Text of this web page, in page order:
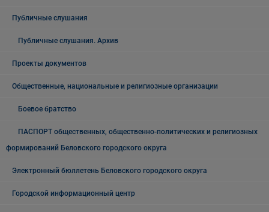
Публичные слушания
Публичные слушания. Архив
Проекты документов
Общественные, национальные и религиозные организации
Боевое братство
ПАСПОРТ общественных, общественно-политических и религиозных
формирований Беловского городского округа
Электронный бюллетень Беловского городского округа
Городской информационный центр